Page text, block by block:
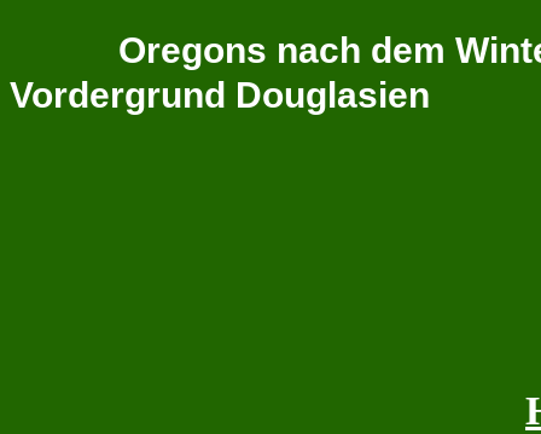
Oregons nach dem
Vordergrund Douglasien